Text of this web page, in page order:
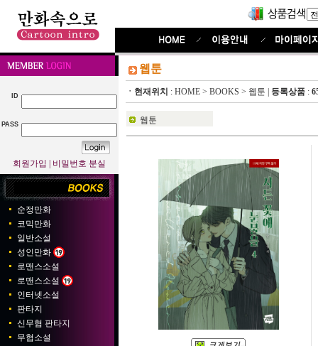
ID
PASS
회원가입 비밀번호 분실
순정만화
코믹만화
일반소설
성인만화
로맨스소설
로맨스소설
인터넷소설
판타지
신무협 판타지
무협소설
웹툰
ㆍ현재위치 : HOME > BOOKS > 웹툰 등록상품 :
웹툰